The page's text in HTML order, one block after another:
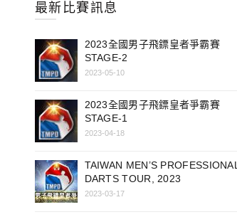
最新比賽訊息
2023全國男子飛鏢皇者爭霸賽
STAGE-2
2023-05-10
2023全國男子飛鏢皇者爭霸賽
STAGE-1
2023-04-18
TAIWAN MEN’S PROFESSIONAL
DARTS TOUR, 2023
2023-03-17